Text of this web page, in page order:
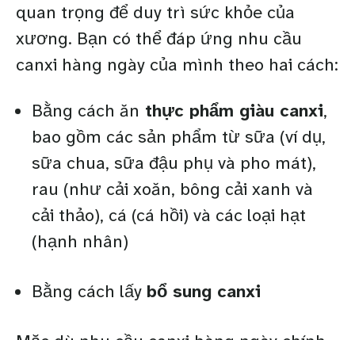
quan trọng để duy trì sức khỏe của
xương. Bạn có thể đáp ứng nhu cầu
canxi hàng ngày của mình theo hai cách:
Bằng cách ăn thực phẩm giàu canxi,
bao gồm các sản phẩm từ sữa (ví dụ,
sữa chua, sữa đậu phụ và pho mát),
rau (như cải xoăn, bông cải xanh và
cải thảo), cá (cá hồi) và các loại hạt
(hạnh nhân)
Bằng cách lấy bổ sung canxi